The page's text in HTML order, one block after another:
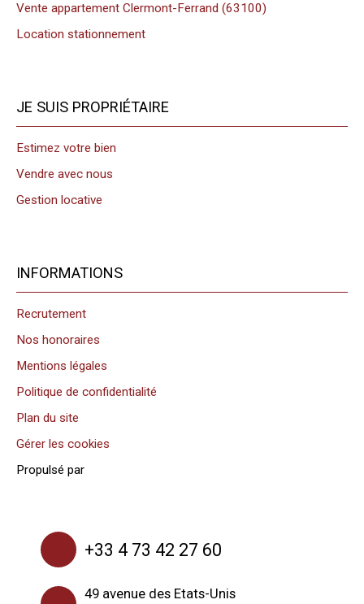
Vente appartement Clermont-Ferrand (63100)
Location stationnement
JE SUIS PROPRIÉTAIRE
Estimez votre bien
Vendre avec nous
Gestion locative
INFORMATIONS
Recrutement
Nos honoraires
Mentions légales
Politique de confidentialité
Plan du site
Gérer les cookies
Propulsé par
+33 4 73 42 27 60
49 avenue des Etats-Unis